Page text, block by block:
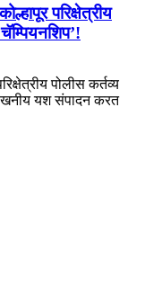
परिक्षेत्रीय
पोलीस कर्तव्य
यश संपादन करत